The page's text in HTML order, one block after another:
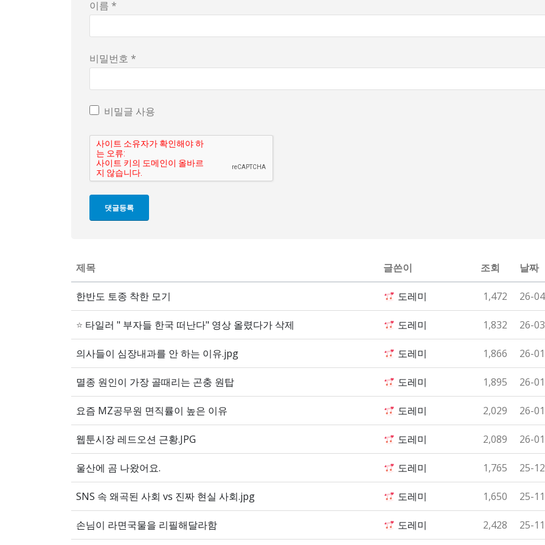
자산 관리와 이민 가능성 같은 고민이 다들 머릿속에 남아 있는 걸까.
상속세 같은 구조가 실제로 사회에 어떤 파장을 미칠지, 우리도 조금씩 지켜보는 수밖에 없겠지.
이름 *
비밀번호 *
비밀글 사용
제목 글쓴이 조회 날짜
한반도 토종 착한 모기 도레미 1,472 26-
⭐ 타일러 " 부자들 한국 떠난다" 영상 올렸다가 삭제 도레미 1,832 26-
의사들이 심장내과를 안 하는 이유.jpg 도레미 1,866 26-
멸종 원인이 가장 골때리는 곤충 원탑 도레미 1,895 26-
요즘 MZ공무원 면직률이 높은 이유 도레미 2,029 26-
웹툰시장 레드오션 근황.JPG 도레미 2,089 26-
울산에 곰 나왔어요. 도레미 1,765 25-
SNS 속 왜곡된 사회 vs 진짜 현실 사회.jpg 도레미 1,650 25-
손님이 라면국물을 리필해달라함 도레미 2,428 25-